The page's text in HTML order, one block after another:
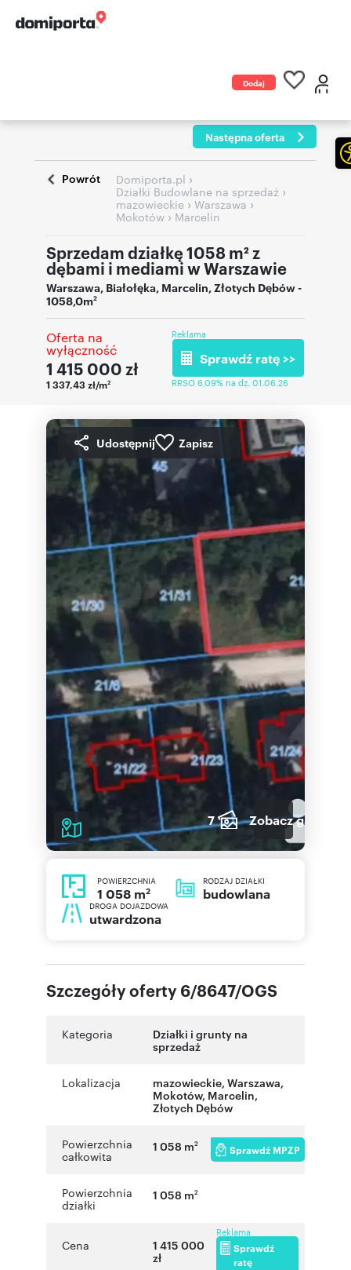
Dodaj
Następna oferta
Powrót Domiporta.pl ›
Działki Budowlane na sprzedaż ›
mazowieckie › Warszawa ›
Mokotów › Marcelin
Sprzedam działkę 1058 m² z
dębami i mediami w Warszawie
Warszawa, Białołęka, Marcelin,Złotych Dębów-
1058,0m2
Oferta na
wyłączność
1 415 000 zł
1 337,43 zł/m2
Reklama
Sprawdź ratę >>
RRSO 6,09% na dz. 01.06.26
Udostępnij Zapisz
7 Zobacz galerię
POWIERZCHNIA
1 058 m2
RODZAJ DZIAŁKI
budowlana
DROGA DOJAZDOWA
utwardzona
Szczegóły oferty 6/8647/OGS
Kategoria
Działki i grunty na
sprzedaż
Lokalizacja mazowieckie, Warszawa,
Mokotów, Marcelin,
Złotych Dębów
Powierzchnia
całkowita
1 058 m2 Sprawdź MPZP
Powierzchnia
działki
1 058 m2
Cena
1 415 000
zł
Reklama
Sprawdź
ratę